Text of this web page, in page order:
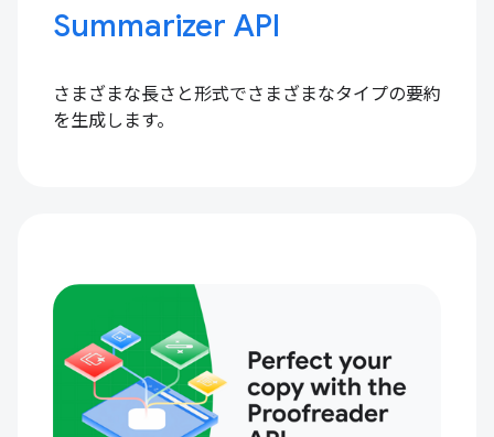
Summarizer API
さまざまな長さと形式でさまざまなタイプの要約
を生成します。